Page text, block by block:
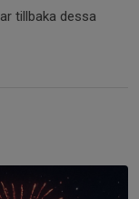
tillbaka dessa